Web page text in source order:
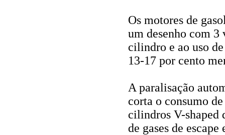
Os motores de
um desenho com 3
cilindro e ao uso
13-17 por cento
A paralisação
corta o consumo
cilindros V-shaped
de gases de